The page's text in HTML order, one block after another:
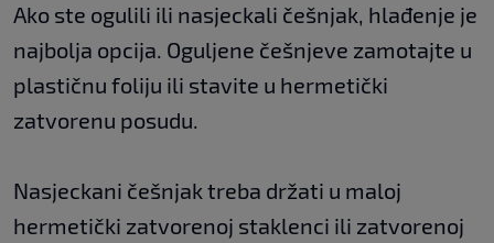
Ako ste ogulili ili nasjeckali češnjak, hlađenje je
najbolja opcija. Oguljene češnjeve zamotajte u
plastičnu foliju ili stavite u hermetički
zatvorenu posudu.
Nasjeckani češnjak treba držati u maloj
hermetički zatvorenoj staklenci ili zatvorenoj